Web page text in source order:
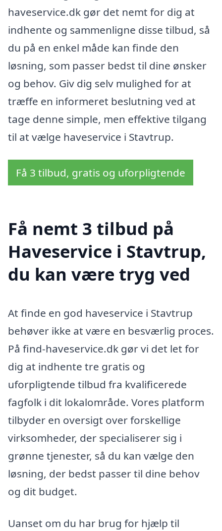
haveservice.dk gør det nemt for dig at
indhente og sammenligne disse tilbud, så
du på en enkel måde kan finde den
løsning, som passer bedst til dine ønsker
og behov. Giv dig selv mulighed for at
træffe en informeret beslutning ved at
tage denne simple, men effektive tilgang
til at vælge haveservice i Stavtrup.
Få 3 tilbud, gratis og uforpligtende
Få nemt 3 tilbud på
Haveservice i Stavtrup,
du kan være tryg ved
At finde en god haveservice i Stavtrup
behøver ikke at være en besværlig proces.
På find-haveservice.dk gør vi det let for
dig at indhente tre gratis og
uforpligtende tilbud fra kvalificerede
fagfolk i dit lokalområde. Vores platform
tilbyder en oversigt over forskellige
virksomheder, der specialiserer sig i
grønne tjenester, så du kan vælge den
løsning, der bedst passer til dine behov
og dit budget.
Uanset om du har brug for hjælp til